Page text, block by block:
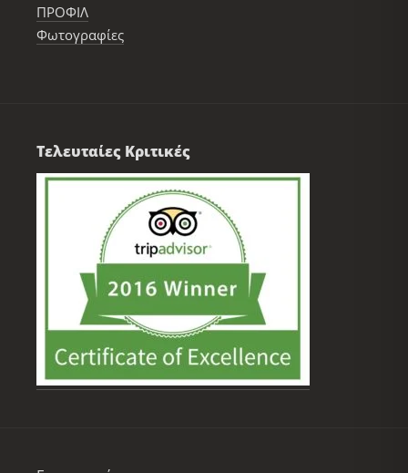
ΠΡΟΦΙΛ
Φωτογραφίες
Τελευταίες Κριτικές